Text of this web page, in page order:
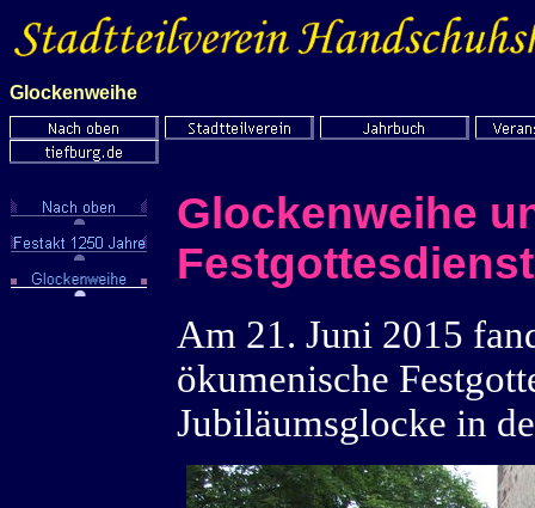
Glockenweihe
Glockenweihe
Am 21. Juni 2015
ökumenische
Jubiläumsglocke in